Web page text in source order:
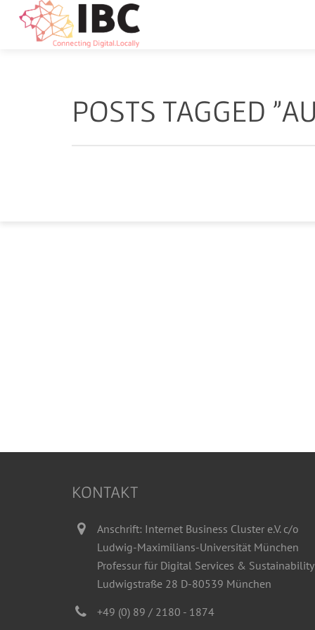
POSTS TAGGED
KONTAKT
Anschrift: Internet Business Cluster e.V. c/o
Ludwig-Maximilians-Universität München
Professur für Digital Services & Sustainability
Ludwigstraße 28 D-80539 München
+49 (0) 89 / 2180 - 1874